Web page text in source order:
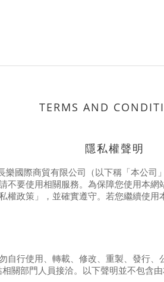
TERMS AND
隱私權聲明
樂國際商貿有限公司（以下稱「本公
要使用相關服務。為保障您使用本
權政策」，並確實遵守。若您繼續使
自行使用、轉載、修改、重製、發行
關部門人員接洽。以下聲明並不包含